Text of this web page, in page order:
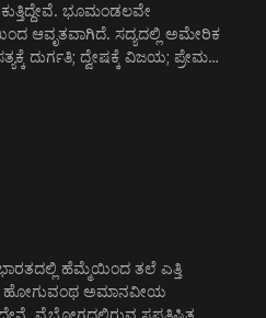
ಭೂಮಂಡಲವೇ
ಆವೃತವಾಗಿದೆ. ಸದ್ಯದಲ್ಲಿ ಅಮೇರಿಕ
ದುರ್ಗತಿ; ದ್ವೇಷಕ್ಕೆ ವಿಜಯ; ಪ್ರೇಮ…
ಭಾರತದಲ್ಲಿ ಹೆಮ್ಮೆಯಿಂದ ತಲೆ ಎತ್ತಿ
ಹೋಗುವಂಥ ಅಮಾನವೀಯ
ವೈಭೋಗದಲ್ಲಿರುವ ಸ್ವಪ್ರತಿಷ್ಟಿತ